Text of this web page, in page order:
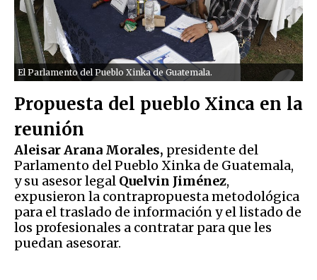
El Parlamento del Pueblo Xinka de Guatemala.
Propuesta del pueblo Xinca en la
reunión
Aleisar Arana Morales, presidente del
Parlamento del Pueblo Xinka de Guatemala,
y su asesor legal Quelvin Jiménez,
expusieron la contrapropuesta metodológica
para el traslado de información y el listado de
los profesionales a contratar para que les
puedan asesorar.